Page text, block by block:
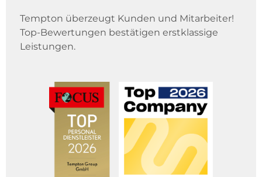
Tempton überzeugt Kunden und Mitarbeiter!
Top-Bewertungen bestätigen erstklassige
Leistungen.